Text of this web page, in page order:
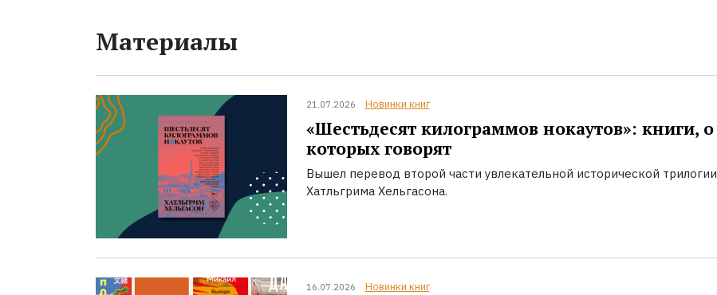
Материалы
21.07.2026 Новинки книг
«Шестьдесят килограммов нокаутов»: книги, о
которых говорят
Вышел перевод второй части увлекательной исторической трилогии
Хатльгрима Хельгасона.
16.07.2026 Новинки книг